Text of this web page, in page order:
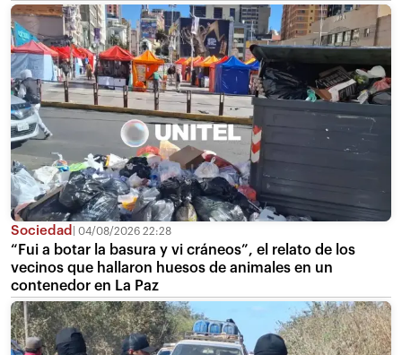
Sociedad 04/08/2026 22:28
“Fui a botar la basura y vi cráneos”, el relato de los
vecinos que hallaron huesos de animales en un
contenedor en La Paz